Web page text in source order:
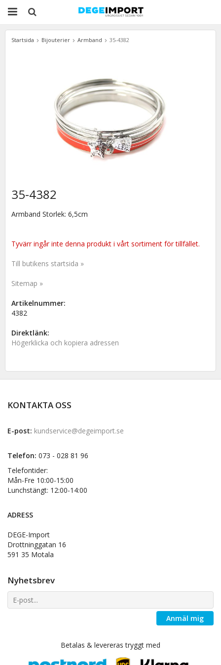
Startsida Bijouterier Armband 35-4382
35-4382
Armband Storlek: 6,5cm
Tyvärr ingår inte denna produkt i vårt sortiment för tillfället.
Till butikens startsida »
Sitemap »
Artikelnummer:
4382
Direktlänk:
Högerklicka och kopiera adressen
KONTAKTA OSS
E-post: kundservice@degeimport.se
Telefon: 073 - 028 81 96
Telefontider:
Mån-Fre 10:00-15:00
Lunchstängt: 12:00-14:00
ADRESS
DEGE-Import
Drottninggatan 16
591 35 Motala
Nyhetsbrev
Anmäl mig
Betalas & levereras tryggt med